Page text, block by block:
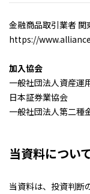
金融商品取引業者
https://
加入協会
一般社団法人資産運
日本証券業協会
一般社団法人第二種
当資料につい
当資料は、投資判断